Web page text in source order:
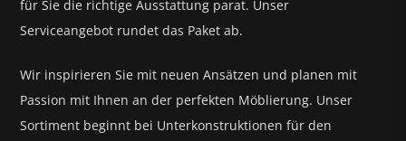
für Sie die richtige Ausstattung parat. Unser
Serviceangebot rundet das Paket ab.
Wir inspirieren Sie mit neuen Ansätzen und planen mit
Passion mit Ihnen an der perfekten Möblierung. Unser
Sortiment beginnt bei Unterkonstruktionen für den